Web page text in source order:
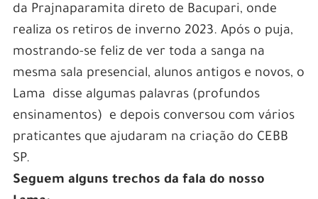
da Prajnaparamita direto de Bacupari, onde
realiza os retiros de inverno 2023. Após o puja,
mostrando-se feliz de ver toda a sanga na
mesma sala presencial, alunos antigos e novos, o
Lama disse algumas palavras (profundos
ensinamentos) e depois conversou com vários
praticantes que ajudaram na criação do CEBB
SP.
Seguem alguns trechos da fala do nosso